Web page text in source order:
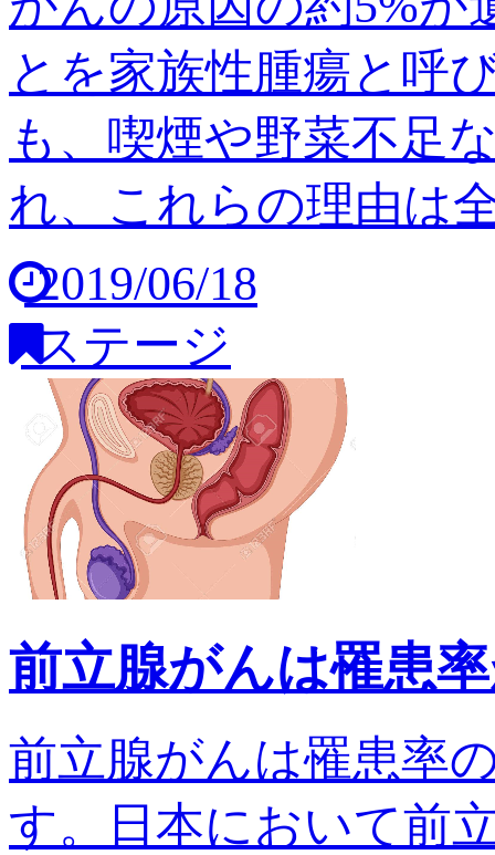
とを家族性腫瘍と呼
も、喫煙や野菜不足
れ、これらの理由は
2019/06/18
ステージ
前立腺がんは罹患
前立腺がんは罹患率
す。日本において前